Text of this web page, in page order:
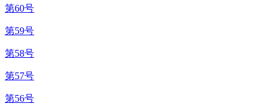
第60号
第59号
第58号
第57号
第56号